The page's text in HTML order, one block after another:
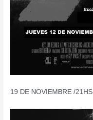
19 DE NOVIEMBRE /21HS